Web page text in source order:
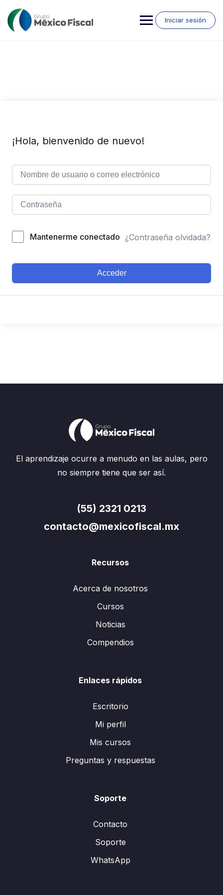
contenido
Iniciar sesión
¡Hola, bienvenido de nuevo!
Mantenerme conectado ¿Contraseña olvidada?
Acceder
El aprendizaje ocurre a menudo en las aulas, pero
no siempre tiene que ser así.
(55) 2321 0213
contacto@mexicofiscal.mx
Recursos
Acerca de nosotros
Cursos
Noticias
Compendios
Enlaces rápidos
Escritorio
Mi perfil
Mis cursos
Preguntas y respuestas
Soporte
Contacto
Soporte
WhatsApp